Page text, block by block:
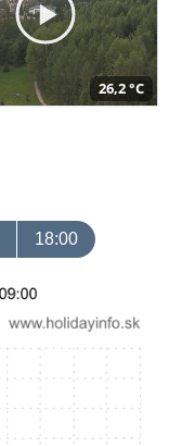
26,2 °C
18:00